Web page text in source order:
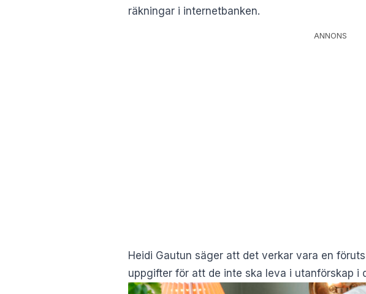
räkningar i internetbanken.
ANNONS
Heidi Gautun säger att det verkar vara en
uppgifter för att de inte ska leva i utanförskap i